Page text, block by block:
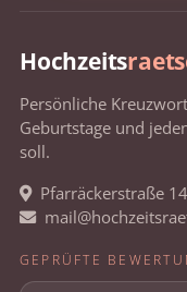
Hochzeits
Persönliche
Geburtstage und
soll.
Pfarräckerstraße
GEPRÜFTE